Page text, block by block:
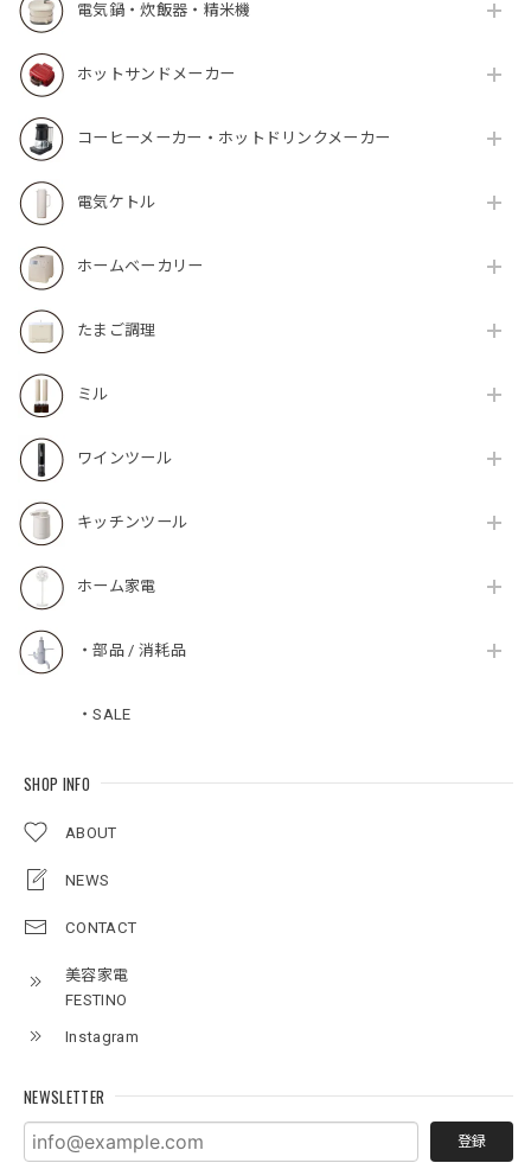
電気鍋・炊飯器・精米機
ホットサンドメーカー
コーヒーメーカー・ホットドリンクメーカー
電気ケトル
ホームベーカリー
たまご調理
ミル
ワインツール
キッチンツール
ホーム家電
・部品 / 消耗品
・SALE
SHOP INFO
ABOUT
NEWS
CONTACT
美容家電
FESTINO
Instagram
NEWSLETTER
登録